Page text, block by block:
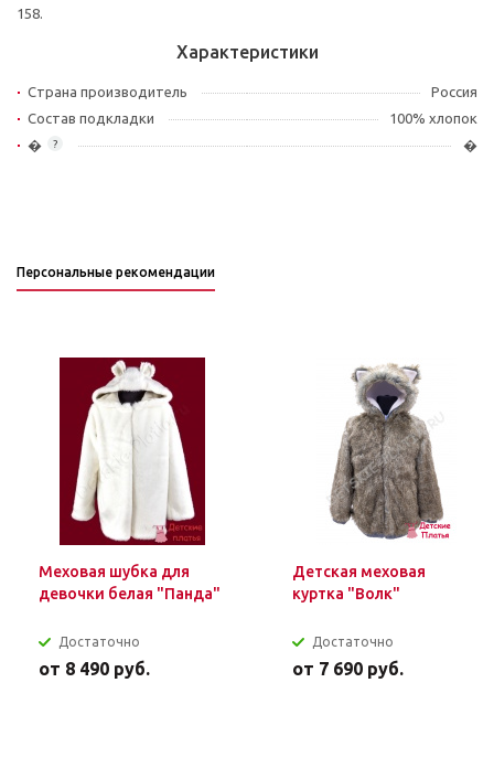
158.
Характеристики
Страна производитель
Россия
Состав подкладки
100% хлопок
?
� �
Персональные рекомендации
Меховая шубка для
девочки белая "Панда"
Достаточно
от 8 490 руб.
Детская меховая
куртка "Волк"
Достаточно
от 7 690 руб.